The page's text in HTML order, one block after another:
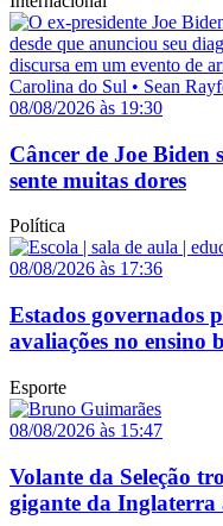
08/08/2026 às 19:30
Câncer de Joe Biden
sente muitas dores
Política
08/08/2026 às 17:36
Estados governados
avaliações no ensino
Esporte
08/08/2026 às 15:47
Volante da Seleção
gigante da Inglaterra